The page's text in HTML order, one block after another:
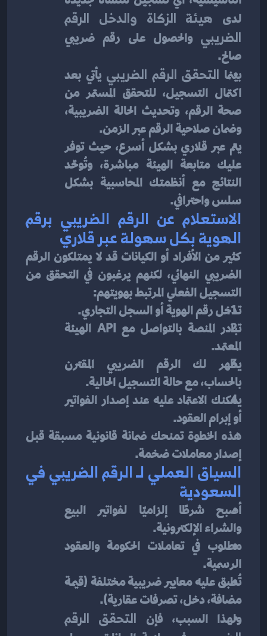
لدى
هيئة الزكاة والدخل الرقم
الضريبي
صالح.
بينما التحقق الرقم الضريبي يأتي بعد
وضمان صلاحية الرقم عبر الزمن.
يتم عبر قلاري بشكل أسرع، حيث توفر
عليك متابعة الهيئة مباشرة، وتُوحّد
سلس واحترافي.
الهوية بكل سهولة عبر قلاري
التسجيل الفعلي المرتبط بهويتهم:
تدخل رقم الهوية أو السجل التجاري.
تبادر المنصة بالتواصل مع API الهيئة
المعتمد.
بالحساب، مع حالة التسجيل الحالية.
يمكنك الاعتماد عليه عند إصدار الفواتير
أو إبرام العقود.
إصدار معاملات ضخمة.
السعودية
أصبح شرطًا إلزاميًا لفواتير البيع
والشراء الإلكترونية.
مطلوب في تعاملات الحكومة والعقود
الرسمية.
تُطبق عليه معايير ضريبية مختلفة (قيمـة
مضافة، دخل، تصرفات عقارية).
ولهذا السبب، فإن
التحقق الرقم